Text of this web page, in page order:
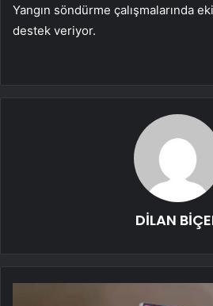
Yangın söndürme çalışmalarında
destek veriyor.
DİLAN